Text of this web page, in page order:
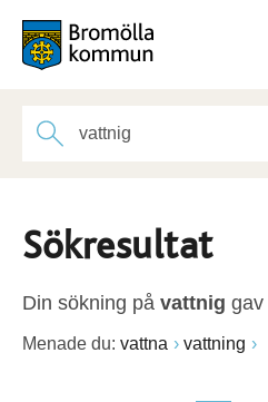
Sökresultat
Din sökning på vattnig gav
Menade du: vattna vattning